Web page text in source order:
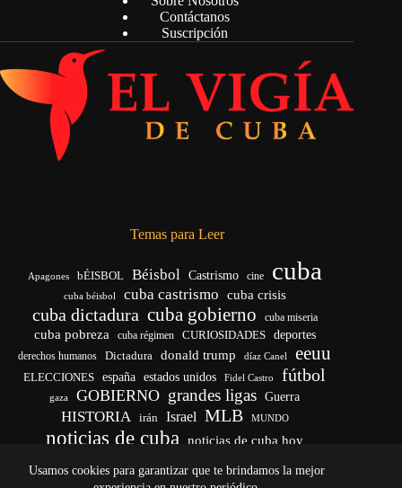
Usamos cookies para garantizar que te brindamos la mejor
Contáctanos
Suscripción
Temas para Leer
Apagones bÉISBOL Béisbol Castrismo cine cuba
cuba béisbol cuba castrismo cuba crisis
cuba dictadura cuba gobierno cuba miseria
cuba pobreza cuba régimen CURIOSIDADES deportes
derechos humanos Dictadura donald trump díaz Canel eeuu
ELECCIONES españa estados unidos Fidel Castro fútbol
gaza GOBIERNO grandes ligas Guerra
HISTORIA irán Israel MLB MUNDO
noticias de cuba
noticias de cuba hoy
vida yankees